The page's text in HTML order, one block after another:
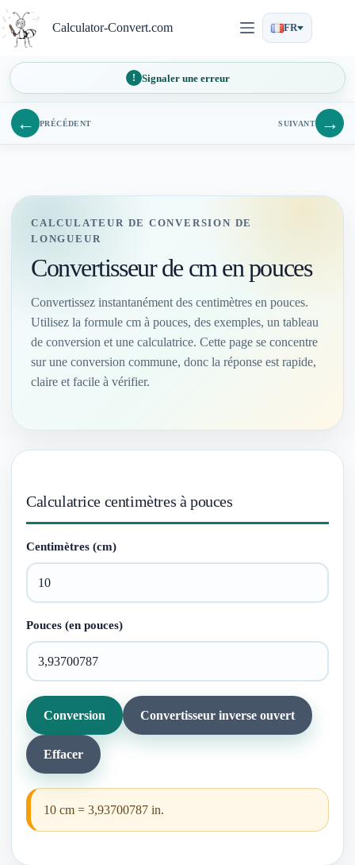
au
contenu
Calculator-Convert.com FR
Signaler une erreur
← PRÉCÉDENT SUIVANT →
CALCULATEUR DE CONVERSION DE
LONGUEUR
Convertisseur de cm en pouces
Convertissez instantanément des centimètres en pouces.
Utilisez la formule cm à pouces, des exemples, un tableau
de conversion et une calculatrice. Cette page se concentre
sur une conversion commune, donc la réponse est rapide,
claire et facile à vérifier.
Calculatrice centimètres à pouces
Centimètres (cm)
Pouces (en pouces)
Conversion Convertisseur inverse ouvert
Effacer
10 cm = 3,93700787 in.